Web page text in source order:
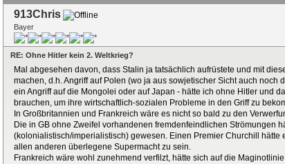
913Chris
Bayer
RE: Ohne Hitler kein 2. Weltkrieg?
Mal abgesehen davon, dass Stalin ja tatsächlich aufrüstete und mit
machen, d.h. Angriff auf Polen (wo ja aus sowjetischer Sicht auch
ein Angriff auf die Mongolei oder auf Japan - hätte ich ohne Hitler und
brauchen, um ihre wirtschaftlich-sozialen Probleme in den Griff zu
In Großbritannien und Frankreich wäre es nicht so bald zu den
Die in GB ohne Zweifel vorhandenen fremdenfeindlichen Strömungen
(kolonialistisch/imperialistisch) gewesen. Einen Premier Churchill
allen anderen überlegene Supermacht zu sein.
Frankreich wäre wohl zunehmend verfilzt, hätte sich auf die